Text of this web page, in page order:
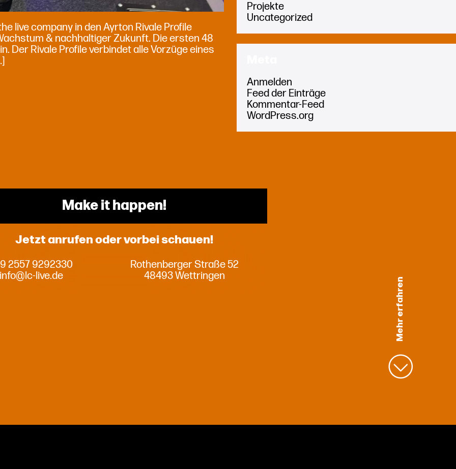
Mehr erfahren
live company in den Ayrton Rivale Profile
& nachhaltiger Zukunft. Die ersten 48
Der Rivale Profile verbindet alle Vorzüge eines
Projekte
Uncategorized
Anmelden
Feed der Einträge
Kommentar-Feed
WordPress.org
Make it happen!
Jetzt anrufen oder vorbei schauen!
2557 9292330
info@lc-live.de
Rothenberger Straße 52
48493 Wettringen